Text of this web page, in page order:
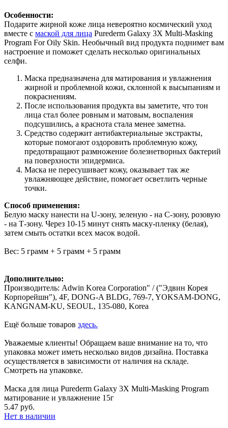
Особенности:
Подарите жирной коже лица невероятно космический уход
вместе с маской для лица Purederm Galaxy 3X Multi-Masking
Program For Oily Skin. Необычный вид продукта поднимет вам
настроение и поможет сделать несколько оригинальных
селфи.
Маска предназначена для матирования и увлажнения
жирной и проблемной кожи, склонной к высыпаниям и
покраснениям.
После использования продукта вы заметите, что тон
лица стал более ровным и матовым, воспаления
подсушились, а краснота стала менее заметна.
Средство содержит антибактериальные экстракты,
которые помогают оздоровить проблемную кожу,
предотвращают размножение болезнетворных бактерий
на поверхности эпидермиса.
Маска не пересушивает кожу, оказывает так же
увлажняющее действие, помогает осветлить черные
точки.
Способ применения:
Белую маску нанести на U-зону, зеленую - на С-зону, розовую
- на Т-зону. Через 10-15 минут снять маску-пленку (белая),
затем смыть остатки всех масок водой.
Вес: 5 грамм + 5 грамм + 5 грамм
Дополнительно:
Производитель: Adwin Korea Corporation" / ("Эдвин Корея
Корпорейшн"), 4F, DONG-A BLDG, 769-7, YOKSAM-DONG,
KANGNAM-KU, SEOUL, 135-080, Korea
Ещё больше товаров здесь.
Уважаемые клиенты! Обращаем ваше внимание на то, что
упаковка может иметь несколько видов дизайна. Поставка
осуществляется в зависимости от наличия на складе.
Смотреть на упаковке.
Маска для лица Purederm Galaxy 3X Multi-Masking Program
матирование и увлажнение 15г
5.47 руб.
Нет в наличии